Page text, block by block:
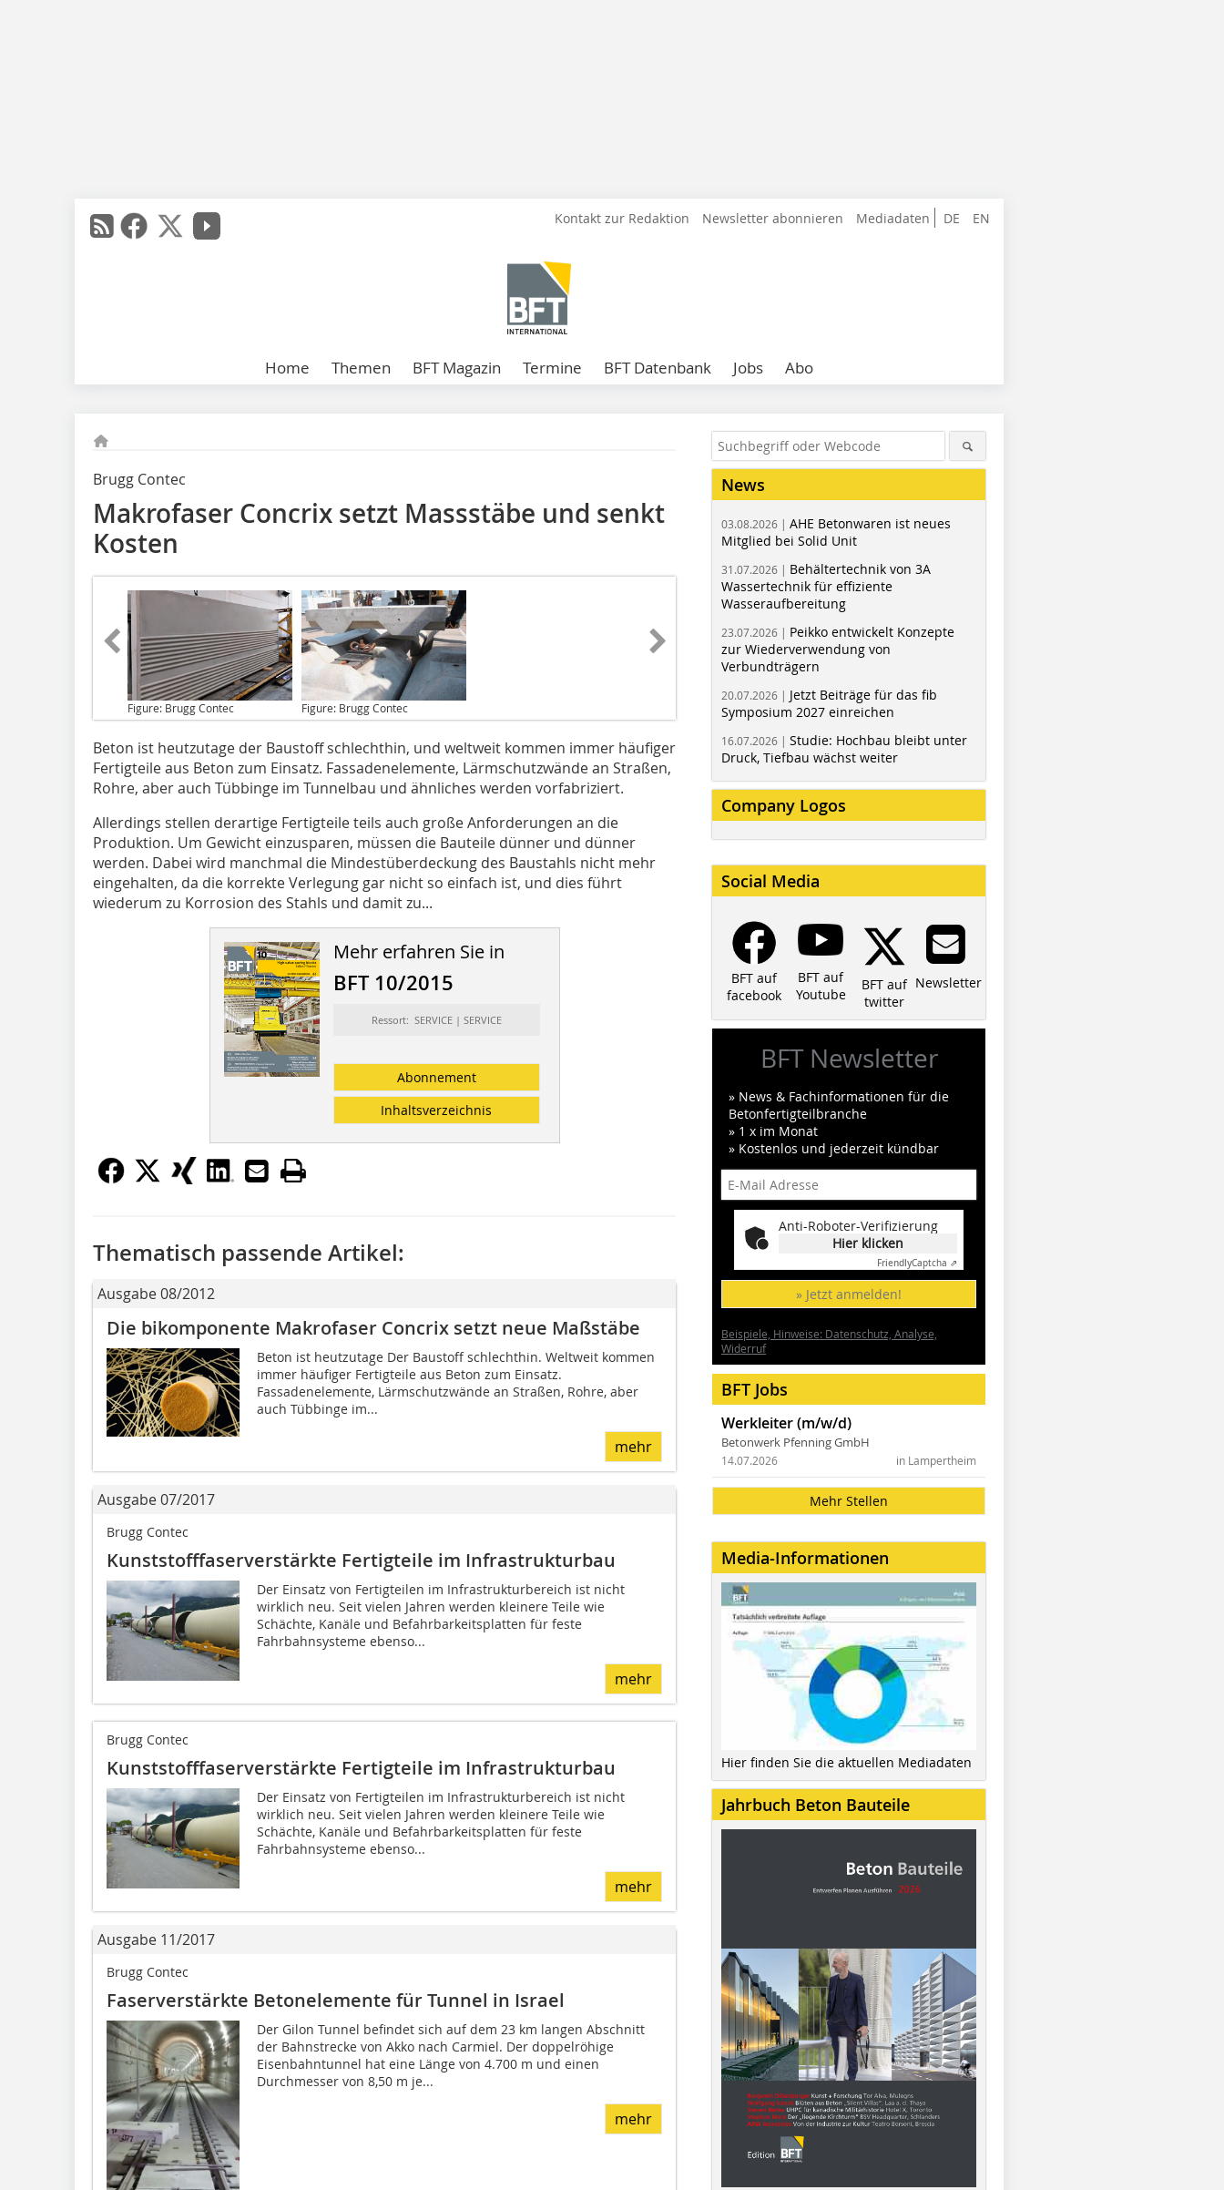
DE EN
Kontakt zur Redaktion Newsletter abonnieren Mediadaten
Home Themen BFT Magazin Termine BFT Datenbank Jobs Abo
Brugg Contec
Makrofaser Concrix setzt Massstäbe und senkt
Kosten
Figure: Brugg Contec Figure: Brugg Contec
Beton ist heutzutage der Baustoff schlechthin, und weltweit kommen immer häufiger
Fertigteile aus Beton zum Einsatz. Fassadenelemente, Lärmschutzwände an Straßen,
Rohre, aber auch Tübbinge im Tunnelbau und ähnliches werden vorfabriziert.
Allerdings stellen derartige Fertigteile teils auch große Anforderungen an die
Produktion. Um Gewicht einzusparen, müssen die Bauteile dünner und dünner
werden. Dabei wird manchmal die Mindestüberdeckung des Baustahls nicht mehr
eingehalten, da die korrekte Verlegung gar nicht so einfach ist, und dies führt
wiederum zu Korrosion des Stahls und damit zu...
Mehr erfahren Sie in
BFT 10/2015
Ressort: SERVICE | SERVICE
Abonnement
Inhaltsverzeichnis
Thematisch passende Artikel:
Ausgabe 08/2012
Die bikomponente Makrofaser Concrix setzt neue Maßstäbe
Beton ist heutzutage Der Bau­stoff schlechthin. Weltweit kommen
immer häufiger Fertigteile aus Beton zum Einsatz.
Fassadenelemente, Lärmschutzwände an Straßen, Rohre, aber
auch Tübbinge im...
mehr
Ausgabe 07/2017
Brugg Contec
Kunststofffaserverstärkte Fertigteile im ­Infrastrukturbau
Der Einsatz von Fertigteilen im Infrastrukturbereich ist nicht
wirklich neu. Seit vielen Jahren werden kleinere Teile wie
Schächte, Kanäle und Befahrbarkeitsplatten für feste
Fahrbahnsysteme ebenso...
mehr
Brugg Contec
Kunststofffaserverstärkte Fertigteile im Infrastrukturbau
Der Einsatz von Fertigteilen im Infrastrukturbereich ist nicht
wirklich neu. Seit vielen Jahren werden kleinere Teile wie
Schächte, Kanäle und Befahrbarkeitsplatten für feste
Fahrbahnsysteme ebenso...
mehr
Ausgabe 11/2017
Brugg Contec
Faserverstärkte Betonelemente für Tunnel in Israel
Der Gilon Tunnel befindet sich auf dem 23 km langen Abschnitt
der Bahnstrecke von Akko nach Carmiel. Der doppelröhige
Eisenbahntunnel hat eine Länge von 4.700 m und einen
Durchmesser von 8,50 m je...
mehr
News
03.08.2026 | AHE Betonwaren ist neues
Mitglied bei Solid Unit
31.07.2026 | Behältertechnik von 3A
Wassertechnik für effiziente
Wasseraufbereitung
23.07.2026 | Peikko entwickelt Konzepte
zur Wiederverwendung von
Verbundträgern
20.07.2026 | Jetzt Beiträge für das fib
Symposium 2027 einreichen
16.07.2026 | Studie: Hochbau bleibt unter
Druck, Tiefbau wächst weiter
Company Logos
Social Media
BFT auf
facebook
BFT auf
Youtube
BFT auf
twitter
Newsletter
BFT Newsletter
» News & Fachinformationen für die
Betonfertigteilbranche
» 1 x im Monat
» Kostenlos und jederzeit kündbar
Anti-Roboter-Verifizierung
Hier klicken
FriendlyCaptcha ⇗
» Jetzt anmelden!
Beispiele, Hinweise: Datenschutz, Analyse,
Widerruf
BFT Jobs
Werkleiter (m/w/d)
Betonwerk Pfenning GmbH
in Lampertheim
14.07.2026
Mehr Stellen
Media-Informationen
Hier finden Sie die aktuellen Mediadaten
Jahrbuch Beton Bauteile